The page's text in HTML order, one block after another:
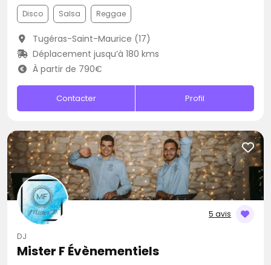
Disco Salsa Reggae
Tugéras-Saint-Maurice (17)
Déplacement jusqu’à 180 kms
À partir de 790€
Contacter Profil
5 avis
DJ
Mister F Évènementiels